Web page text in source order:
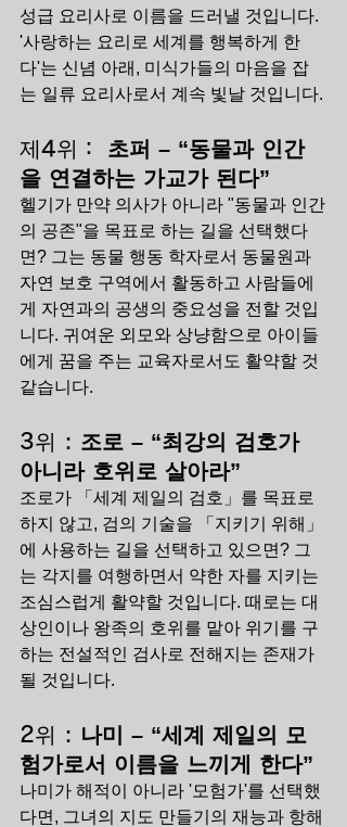
성급 요리사로 이름을 드러낼 것입니다.
'사랑하는 요리로 세계를 행복하게 한
다'는 신념 아래, 미식가들의 마음을 잡
는 일류 요리사로서 계속 빛날 것입니다.
제4위： 초퍼 – “동물과 인간
을 연결하는 가교가 된다”
헬기가 만약 의사가 아니라 "동물과 인간
의 공존"을 목표로 하는 길을 선택했다
면? 그는 동물 행동 학자로서 동물원과
자연 보호 구역에서 활동하고 사람들에
게 자연과의 공생의 중요성을 전할 것입
니다. 귀여운 외모와 상냥함으로 아이들
에게 꿈을 주는 교육자로서도 활약할 것
같습니다.
3위 : 조로 – “최강의 검호가
아니라 호위로 살아라”
조로가 「세계 제일의 검호」를 목표로
하지 않고, 검의 기술을 「지키기 위해」
에 사용하는 길을 선택하고 있으면? 그
는 각지를 여행하면서 약한 자를 지키는
조심스럽게 활약할 것입니다. 때로는 대
상인이나 왕족의 호위를 맡아 위기를 구
하는 전설적인 검사로 전해지는 존재가
될 것입니다.
2위 : 나미 – “세계 제일의 모
험가로서 이름을 느끼게 한다”
나미가 해적이 아니라 '모험가'를 선택했
다면, 그녀의 지도 만들기의 재능과 항해